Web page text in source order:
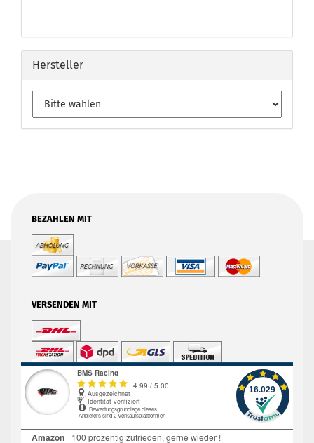
Hersteller
BEZAHLEN MIT
VERSENDEN MIT